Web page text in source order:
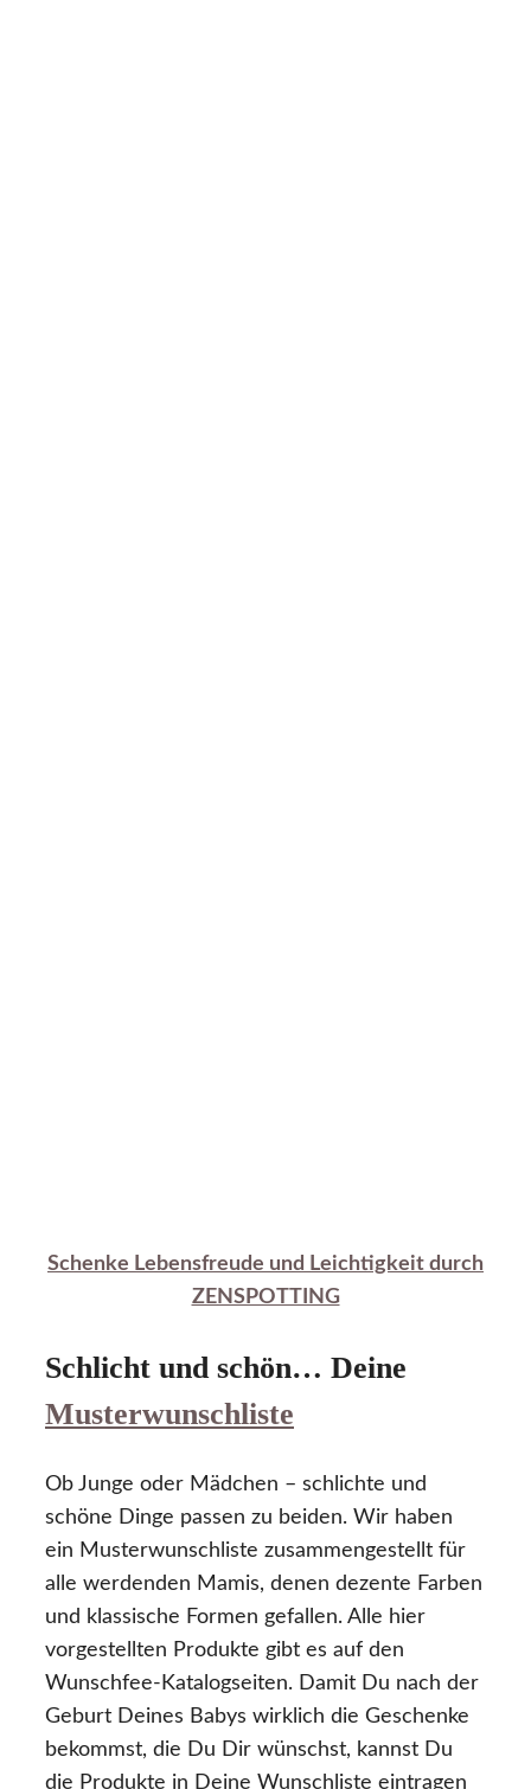
Schenke Lebensfreude und Leichtigkeit durch
ZENSPOTTING
Schlicht und schön… Deine
Musterwunschliste
Ob Junge oder Mädchen – schlichte und
schöne Dinge passen zu beiden. Wir haben
ein Musterwunschliste zusammengestellt für
alle werdenden Mamis, denen dezente Farben
und klassische Formen gefallen. Alle hier
vorgestellten Produkte gibt es auf den
Wunschfee-Katalogseiten. Damit Du nach der
Geburt Deines Babys wirklich die Geschenke
bekommst, die Du Dir wünschst, kannst Du
die Produkte in Deine Wunschliste eintragen